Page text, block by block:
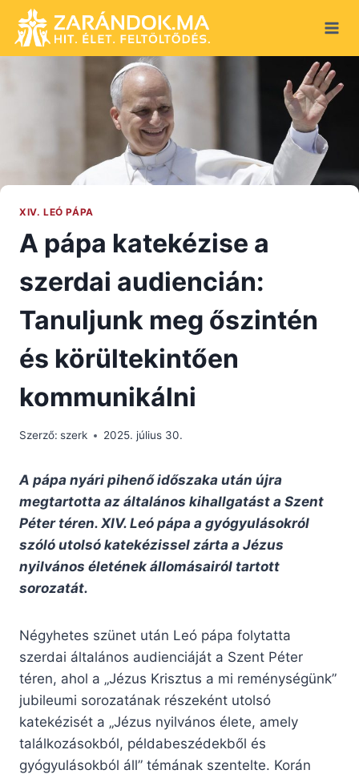
content
XIV. LEÓ PÁPA
A pápa katekézise a
szerdai audiencián:
Tanuljunk meg őszintén
és körültekintően
kommunikálni
Szerző: szerk 2025. július 30.
A pápa nyári pihenő időszaka után újra
megtartotta az általános kihallgatást a Szent
Péter téren. XIV. Leó pápa a gyógyulásokról
szóló utolsó katekézissel zárta a Jézus
nyilvános életének állomásairól tartott
sorozatát.
Négyhetes szünet után Leó pápa folytatta
szerdai általános audienciáját a Szent Péter
téren, ahol a „Jézus Krisztus a mi reménységünk”
jubileumi sorozatának részeként utolsó
katekézisét a „Jézus nyilvános élete, amely
találkozásokból, példabeszédekből és
gyógyulásokból áll” témának szentelte. Korán